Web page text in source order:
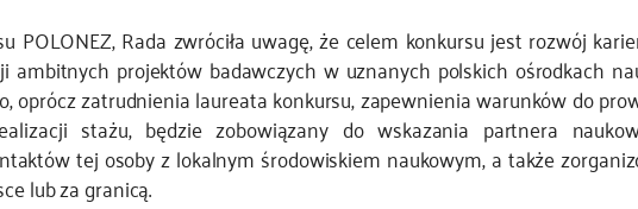
Rada zwróciła uwagę, że celem konkursu jest rozwój
projektów badawczych w uznanych polskich ośrodkach
oprócz zatrudnienia laureata konkursu, zapewnienia warunków do
stażu, będzie zobowiązany do wskazania partnera
tej osoby z lokalnym środowiskiem naukowym, a także
lub za granicą.